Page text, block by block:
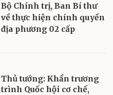
Bộ Chính trị, Ban Bí thư
về thực hiện chính quyền
địa phương 02 cấp
Thủ tướng: Khẩn trương
trình Quốc hội cơ chế,